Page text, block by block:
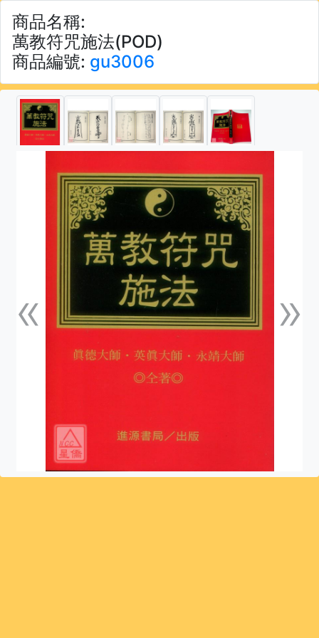
商品名稱:
萬教符咒施法(POD)
商品編號: gu3006
«上一張 »下一